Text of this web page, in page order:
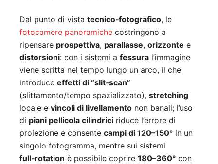
Dal punto di vista tecnico‑fotografico, le
fotocamere panoramiche costringono a
ripensare prospettiva, parallasse, orizzonte e
distorsioni: con i sistemi a fessura l’immagine
viene scritta nel tempo lungo un arco, il che
introduce effetti di “slit‑scan”
(slittamento/tempo spazializzato), stretching
locale e vincoli di livellamento non banali; l’uso
di piani pellicola cilindrici riduce l’errore di
proiezione e consente campi di 120–150° in un
singolo fotogramma, mentre sui sistemi
full‑rotation è possibile coprire 180–360° con